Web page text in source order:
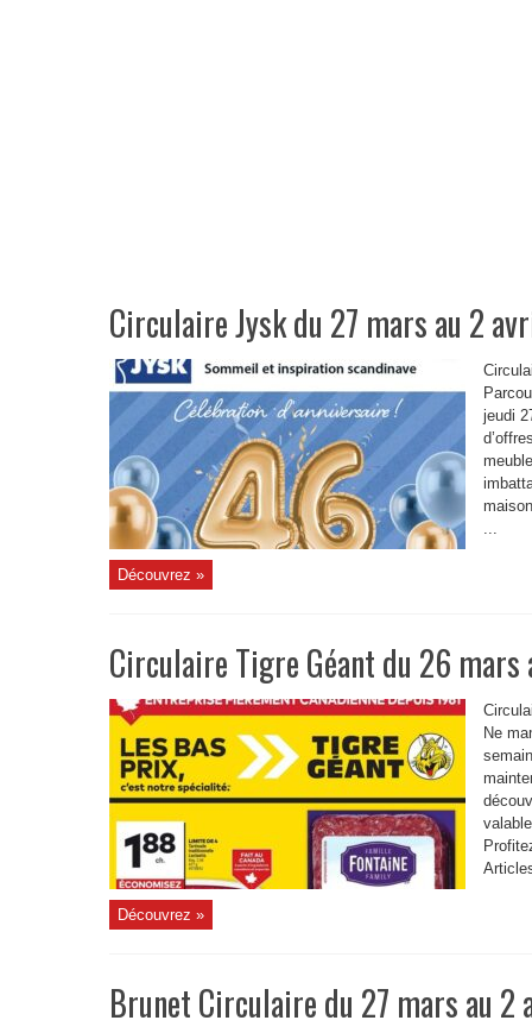
Circulaire Jysk du 27 mars au 2
jeudi
...
Découvrez »
Circulaire Tigre Géant du 26
Ne
Découvrez »
Brunet Circulaire du 27 mars au